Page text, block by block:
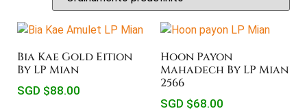
Bia Kae Gold Eition
By LP Mian
SGD $88.00
Hoon Payon
Mahadech By LP Mian
2566
SGD $68.00